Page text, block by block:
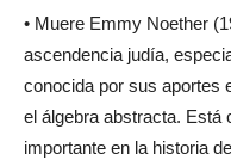
• Muere Emmy Noether
ascendencia judía,
conocida por sus aportes
el álgebra abstracta. Está
importante en la historia